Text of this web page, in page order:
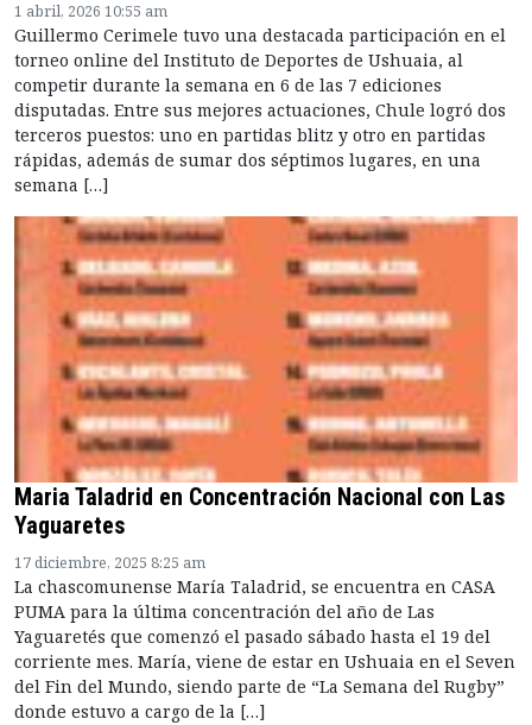
1 abril, 2026 10:55 am
Guillermo Cerimele tuvo una destacada participación en el
torneo online del Instituto de Deportes de Ushuaia, al
competir durante la semana en 6 de las 7 ediciones
disputadas. Entre sus mejores actuaciones, Chule logró dos
terceros puestos: uno en partidas blitz y otro en partidas
rápidas, además de sumar dos séptimos lugares, en una
semana […]
Maria Taladrid en Concentración Nacional con Las
Yaguaretes
17 diciembre, 2025 8:25 am
La chascomunense María Taladrid, se encuentra en CASA
PUMA para la última concentración del año de Las
Yaguaretés que comenzó el pasado sábado hasta el 19 del
corriente mes. María, viene de estar en Ushuaia en el Seven
del Fin del Mundo, siendo parte de “La Semana del Rugby”
donde estuvo a cargo de la […]